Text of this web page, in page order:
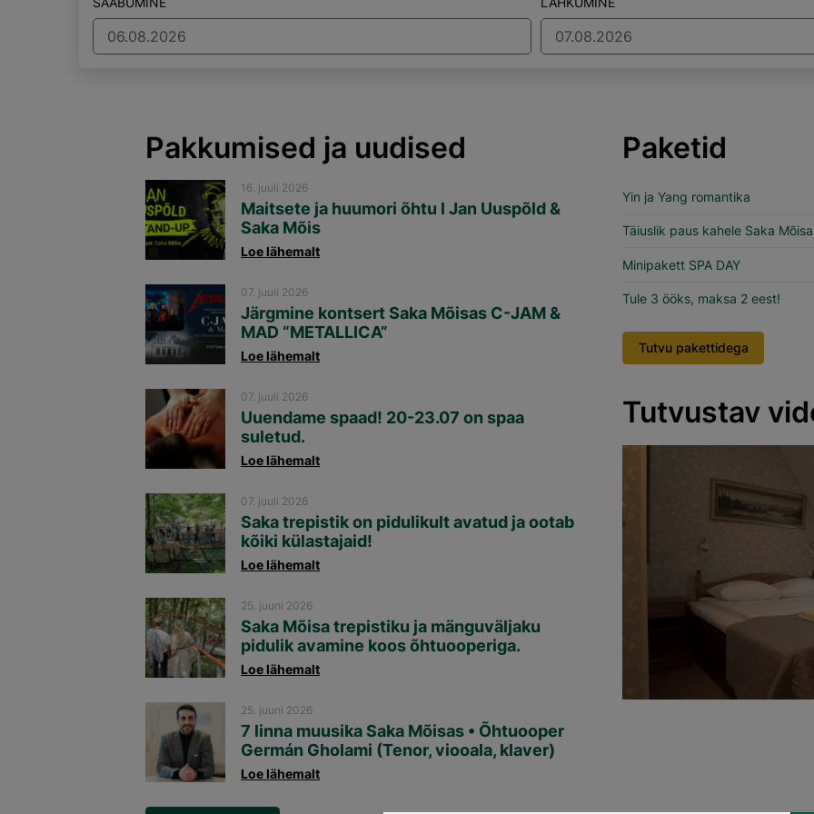
Pakkumised ja uudised
16. juuli 2026
Maitsete ja huumori õhtu I Jan Uuspõld &
Saka Mõis
Loe lähemalt
07. juuli 2026
Järgmine kontsert Saka Mõisas C-JAM &
MAD “METALLICA”
Loe lähemalt
07. juuli 2026
Uuendame spaad! 20-23.07 on spaa
suletud.
Loe lähemalt
07. juuli 2026
Saka trepistik on pidulikult avatud ja ootab
kõiki külastajaid!
Loe lähemalt
25. juuni 2026
Saka Mõisa trepistiku ja mänguväljaku
pidulik avamine koos õhtuooperiga.
Loe lähemalt
25. juuni 2026
7 linna muusika Saka Mõisas • Õhtuooper
Germán Gholami (Tenor, viooala, klaver)
Loe lähemalt
Paketid
Yin ja Yang romantika
Täiuslik paus kahele Saka
Minipakett SPA DAY
Tule 3 ööks, maksa 2 eest!
Tutvu pakettidega
Tutvustav